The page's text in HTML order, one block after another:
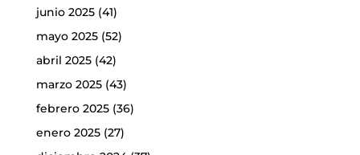
junio 2025(41)
mayo 2025(52)
abril 2025(42)
marzo 2025(43)
febrero 2025(36)
enero 2025(27)